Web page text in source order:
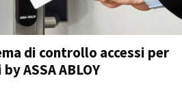
di controllo accessi per
ASSA ABLOY